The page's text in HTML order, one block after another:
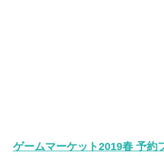
ゲームマーケット2019春 予約